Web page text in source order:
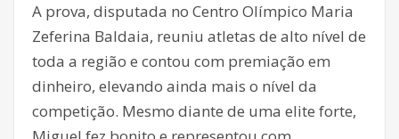
A prova, disputada no Centro Olímpico Maria
Zeferina Baldaia, reuniu atletas de alto nível de
toda a região e contou com premiação em
dinheiro, elevando ainda mais o nível da
competição. Mesmo diante de uma elite forte,